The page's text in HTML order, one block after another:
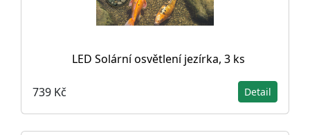
LED Solární osvětlení jezírka, 3 ks
739 Kč Detail